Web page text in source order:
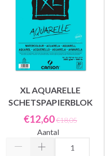
XL AQUARELLE
SCHETSPAPIERBLOK
€12,60€18,05
Aantal